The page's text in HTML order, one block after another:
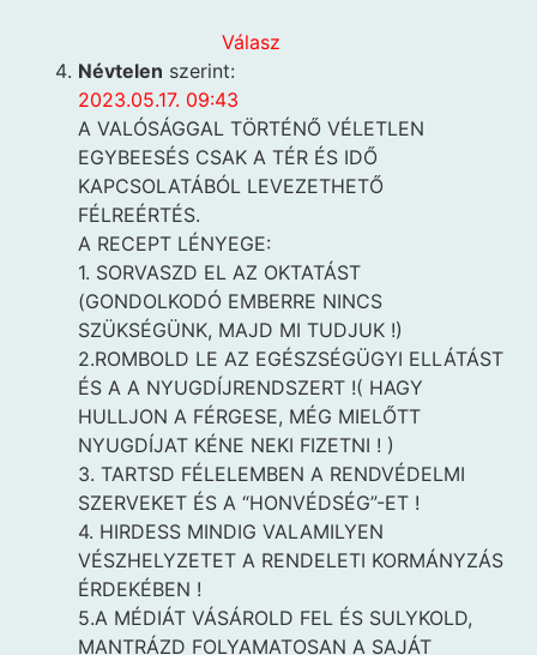
Válasz
Névtelen szerint:
2023.05.17. 09:43
A VALÓSÁGGAL TÖRTÉNŐ VÉLETLEN
EGYBEESÉS CSAK A TÉR ÉS IDŐ
KAPCSOLATÁBÓL LEVEZETHETŐ
FÉLREÉRTÉS.
A RECEPT LÉNYEGE:
1. SORVASZD EL AZ OKTATÁST
(GONDOLKODÓ EMBERRE NINCS
SZÜKSÉGÜNK, MAJD MI TUDJUK !)
2.ROMBOLD LE AZ EGÉSZSÉGÜGYI ELLÁTÁST
ÉS A A NYUGDÍJRENDSZERT !( HAGY
HULLJON A FÉRGESE, MÉG MIELŐTT
NYUGDÍJAT KÉNE NEKI FIZETNI ! )
3. TARTSD FÉLELEMBEN A RENDVÉDELMI
SZERVEKET ÉS A “HONVÉDSÉG”-ET !
4. HIRDESS MINDIG VALAMILYEN
VÉSZHELYZETET A RENDELETI KORMÁNYZÁS
ÉRDEKÉBEN !
5.A MÉDIÁT VÁSÁROLD FEL ÉS SULYKOLD,
MANTRÁZD FOLYAMATOSAN A SAJÁT